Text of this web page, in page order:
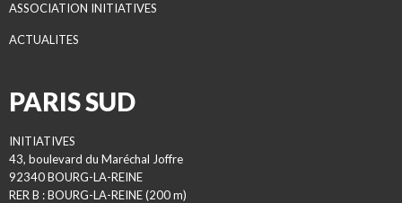
ASSOCIATION INITIATIVES
ACTUALITES
PARIS SUD
INITIATIVES
43, boulevard du Maréchal Joffre
92340 BOURG-LA-REINE
RER B : BOURG-LA-REINE (200 m)